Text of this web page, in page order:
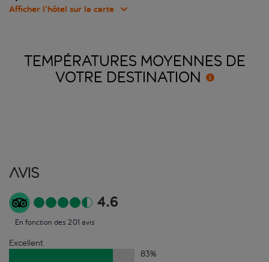
Afficher l’hôtel sur la carte
TEMPÉRATURES MOYENNES DE
VOTRE DESTINATION
Avis
4.6
En fonction des 201 avis
Excellent
83%